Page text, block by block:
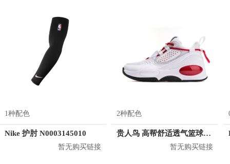
1种配色
Nike 护肘 N0003145010
暂无购买链接
2种配色
贵人鸟 高帮舒适透气篮球鞋 L04511
暂无购买链接